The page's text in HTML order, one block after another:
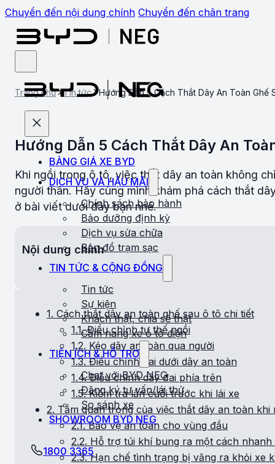
Chuyển đến nội dung chính Chuyển đến chân trang
BẢNG GIÁ XE BYD
DỊCH VỤ VÀ HẬU MÃI
Chính sách bảo hành
Bảo dưỡng định kỳ
Dịch vụ sửa chữa
Bản đồ trạm sạc
TIN TỨC & CỘNG ĐỒNG
Tin tức
Sự kiện
Khách thật, chia sẻ thật
Cẩm nang xe ô tô điện
TIỆN ÍCH & HỖ TRỢ
Chat với BYD NEG
Đăng ký tư vấn/lái thử
So sánh xe
SHOWROOM BYD NEG
1800 3365
Trang chủ Tin tức Hướng Dẫn 5 Cách Thắt Dây An Toàn Ghế
Hướng Dẫn 5 Cách Thắt Dây An
Khi ngồi trong ô tô, việc thắt dây an toàn không
người thân. Hãy cùng mình khám phá cách thắt
ở bài viết dưới đây bạn nhé.
Nội dung chính
1. Cách thắt dây an toàn ghế sau ô tô chi tiết
1.1. Điều chỉnh tư thế ngồi
1.2. Kéo dây an toàn qua người
1.3. Điều chỉnh đai dưới dây an toàn
1.4. Điều chỉnh dây đai phía trên
1.5. Kiểm tra lần cuối trước khi lái xe
2. Tầm quan trọng của việc thắt dây an toàn khi
2.1. Bảo vệ an toàn cho vùng đầu
2.2. Hỗ trợ túi khí bung ra một cách nhanh
2.3. Hạn chế tình trạng bị văng ra khỏi xe